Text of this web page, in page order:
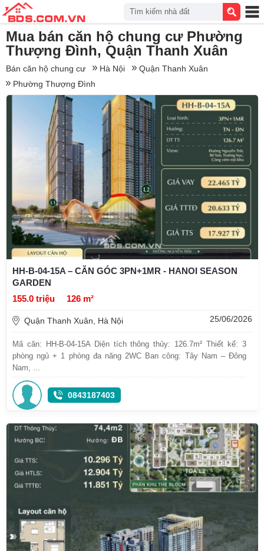
Mua bán căn hộ chung cư Phường
Thượng Đình, Quận Thanh Xuân
Bán căn hộ chung cư Hà Nội
Quận Thanh Xuân
Phường Thượng Đình
HH-B-04-15A – CĂN GÓC 3PN+1MR - HANOI SEASON
GARDEN
155.0 triệu
126 m²
Quận Thanh Xuân, Hà Nội 25/06/2026
Mã căn: HH-B-04-15A Diện tích thông thủy: 126.7m² Thiết kế: 3
phòng ngủ + 1 phòng đa năng 2WC Ban công: Tây Nam – Đông
Nam, ...
0843187403
Tìm kiếm nhà đất